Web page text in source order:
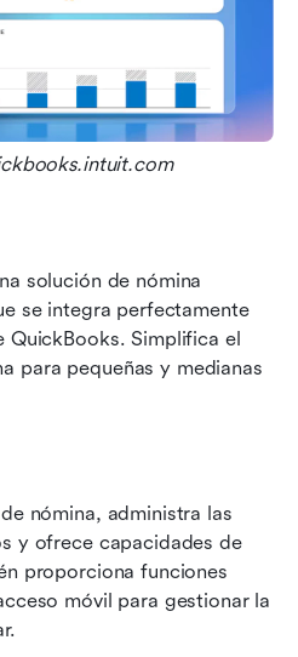
solución de nómina
se integra perfectamente
Simplifica el
para pequeñas y medianas
nómina, administra las
y ofrece capacidades de
proporciona funciones
móvil para gestionar la